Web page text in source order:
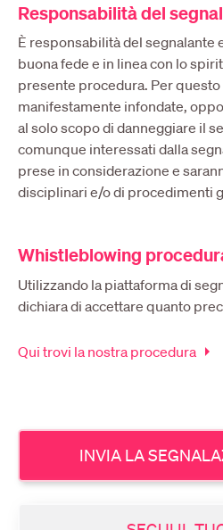
Responsabilità del
È responsabilità del segnalante
buona fede e in linea con lo
presente procedura. Per
manifestamente infondate,
al solo scopo di danneggiare il
comunque interessati dalla
prese in considerazione e
disciplinari e/o di procedimenti
Whistleblowing
Utilizzando la piattaforma di
dichiara di accettare quanto
Qui trovi la nostra procedura arrow_right
INVIA LA